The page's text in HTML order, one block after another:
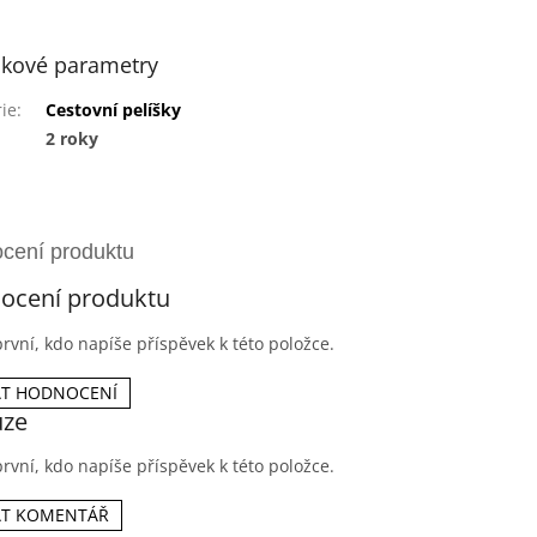
parametry
:
Cestovní pelíšky
2 roky
produktu
kdo napíše příspěvek k této položce.
HODNOCENÍ
kdo napíše příspěvek k této položce.
KOMENTÁŘ